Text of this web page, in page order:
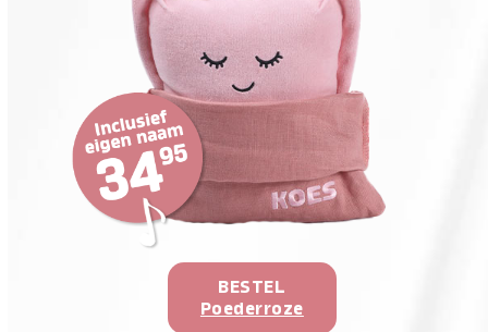
BESTEL
Poederroze